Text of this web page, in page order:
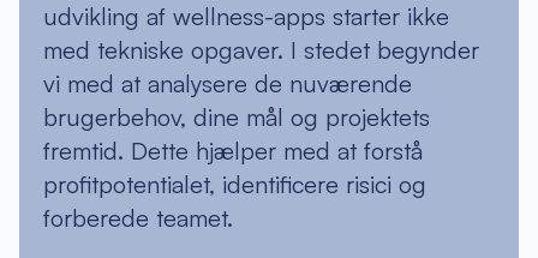
udvikling af wellness-apps starter ikke
med tekniske opgaver. I stedet begynder
vi med at analysere de nuværende
brugerbehov, dine mål og projektets
fremtid. Dette hjælper med at forstå
profitpotentialet, identificere risici og
forberede teamet.